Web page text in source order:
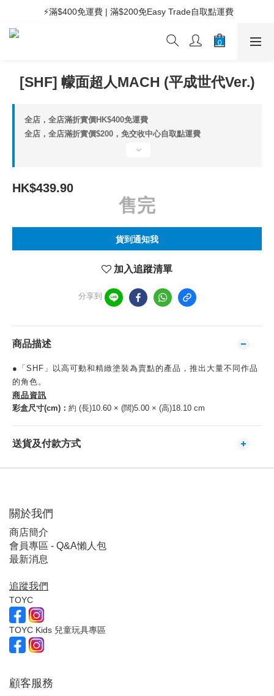
⚡滿$400免運費 | 滿$200免Easy Trade自取點運費
⚡滿$400免運費 | 滿$200免Easy Trade自取點運費
🧸Kids兒童專區滿$200免運費 | 滿$50免自取點運費
[SHF] 幪面超人MACH (平成世代Ver.)
全店，全店滿折實價HK$400免運費
全店，全店滿折實價$200，免交收中心自取點運費
HK$439.90
售完
貨到通知我
加入追蹤清單
分享到
商品描述
●「SHF」以高可動和精緻塗裝為賣點的產品，推出大量不同作品
的角色。
商品資訊
彩盒尺寸(cm)： 約 (長)10.60 × (闊)5.00 × (高)18.10 cm
送貨及付款方式
關於我們
商店簡介
會員專區 - Q&A懶人包
最新消息
追蹤我們
TOYC
TOYC Kids 兒童玩具專區
顧客服務